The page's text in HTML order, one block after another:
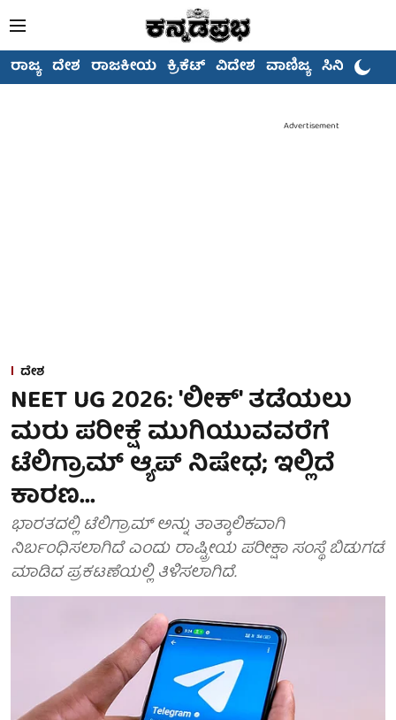
ರಾಜ್ಯ ದೇಶ ರಾಜಕೀಯ ಕ್ರಿಕೆಟ್ ವಿದೇಶ ವಾಣಿಜ್ಯ ಸಿನಿಮಾ
Advertisement
ದೇಶ
NEET UG 2026: 'ಲೀಕ್' ತಡೆಯಲು
ಮರು ಪರೀಕ್ಷೆ ಮುಗಿಯುವವರೆಗೆ
ಟೆಲಿಗ್ರಾಮ್ ಆ್ಯಪ್ ನಿಷೇಧ; ಇಲ್ಲಿದೆ
ಕಾರಣ...
ಭಾರತದಲ್ಲಿ ಟೆಲಿಗ್ರಾಮ್ ಅನ್ನು ತಾತ್ಕಾಲಿಕವಾಗಿ
ನಿರ್ಬಂಧಿಸಲಾಗಿದೆ ಎಂದು ರಾಷ್ಟ್ರೀಯ ಪರೀಕ್ಷಾ ಸಂಸ್ಥೆ ಬಿಡುಗಡೆ
ಮಾಡಿದ ಪ್ರಕಟಣೆಯಲ್ಲಿ ತಿಳಿಸಲಾಗಿದೆ.